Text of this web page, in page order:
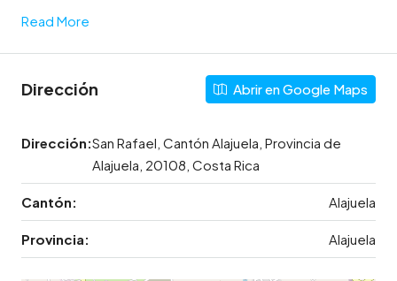
Read More
Dirección Abrir en Google Maps
Dirección:San Rafael, Cantón Alajuela, Provincia de
Alajuela, 20108, Costa Rica
Cantón: Alajuela
Provincia: Alajuela